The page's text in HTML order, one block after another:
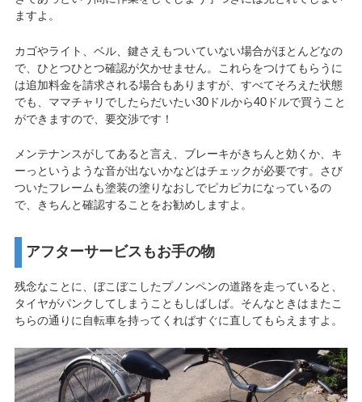
ますよ。
カゴやライト、ベル、鍵さえもついていない場合がほとんどなの
で、ひとつひとつ確認が欠かせません。これらをつけてもらうに
は追加料金を請求される場合もありますが、すべてそろえた状態
でも、ママチャリでしたらだいたい30ドルから40ドルで買うこと
ができますので、要交渉です！
メンテナンスがしてあると言え、ブレーキがきちんと効くか、キ
ーっというような音が出ないかなどはチェックが必要です。さび
ついたフレームも塗装の塗りなおしでピカピカになっているの
で、きちんと確認することをお勧めしますよ。
アフターサービスもお手の物
残念なことに、ぼこぼこしたプノンペンの道路を走っていると、
タイヤがパンクしてしまうこともしばしば。そんなときはまたこ
ちらの通りに自転車を持ってくればすぐに直してもらえますよ。